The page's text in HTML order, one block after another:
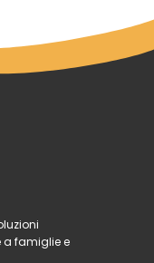
a famiglie e